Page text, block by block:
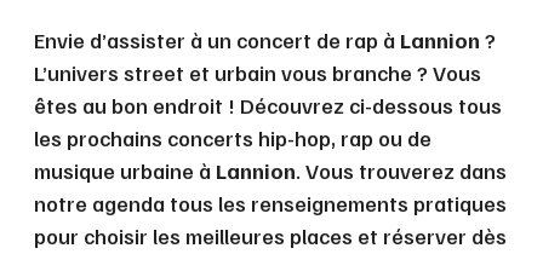
Envie d’assister à un concert de rap à Lannion ?
L’univers street et urbain vous branche ? Vous
êtes au bon endroit ! Découvrez ci-dessous tous
les prochains concerts hip-hop, rap ou de
musique urbaine à Lannion. Vous trouverez dans
notre agenda tous les renseignements pratiques
pour choisir les meilleures places et réserver dès